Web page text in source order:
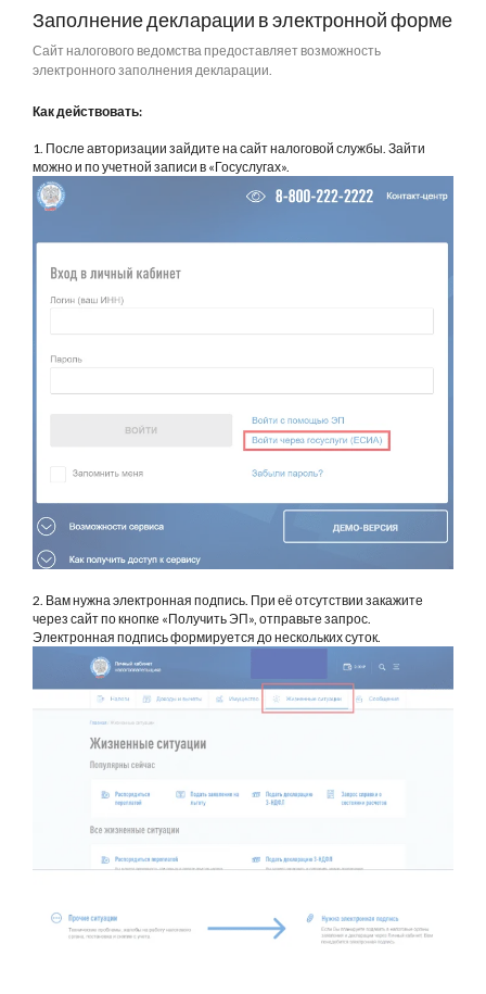
Заполнение декларации в электронной форме
Сайт налогового ведомства предоставляет возможность
электронного заполнения декларации.
Как действовать:
1. После авторизации зайдите на сайт налоговой службы. Зайти
можно и по учетной записи в «Госуслугах».
2. Вам нужна электронная подпись. При её отсутствии закажите
через сайт по кнопке «Получить ЭП», отправьте запрос.
Электронная подпись формируется до нескольких суток.